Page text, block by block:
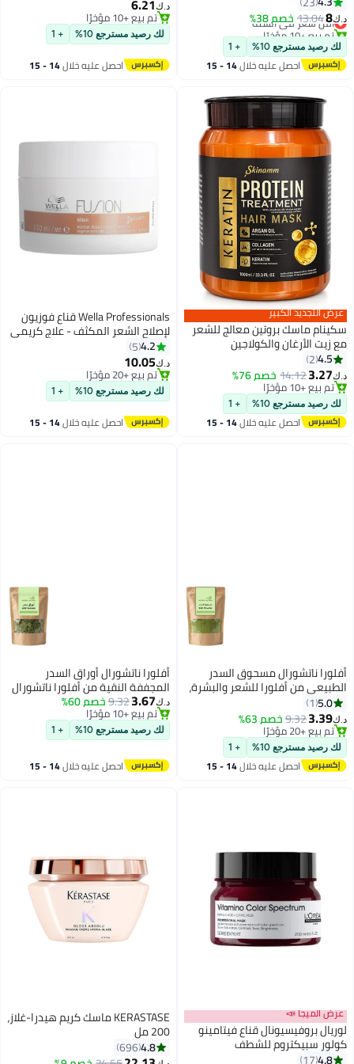
مل - جميع أنواع الشعر
8
13.04خصم 38%
أقل سعر في السنة
تم بيع +10 مؤخرًا
أقل سعر في السنة
رصيد مسترجع 10% + 1
احصل عليه خلال 14 - 15
للتجعد ومرطب للشعر المصبوغ
تم بيع +10 مؤخرًا
تم بيع +10 مؤخرًا
لك رصيد مسترجع 10% + 1
احصل عليه خلال 14 - 15
التجديد الكبير
سكينام ماسك بروتين معالج للشعر
زيت الأرغان والكولاجين
1000 مل4.5
2
3.27
14.12خصم 76%
تم بيع +10 مؤخرًا
تم بيع +10 مؤخرًا
رصيد مسترجع 10% + 1
احصل عليه خلال 14 - 15
اغسطس
Wella Professionals قناع فوزيون
لإصلاح الشعر المكثف - علاج كريمي
للمساعدة في إصلاح وحماية الشعر
من التكسر مع أحماض أمينية من
الحرير (150 مل)
4.2
5
10.05
تم بيع +20 مؤخرًا
تم بيع +20 مؤخرًا
لك رصيد مسترجع 10% + 1
احصل عليه خلال 14 - 15
اغسطس
ناتشورال مسحوق السدر
من أفلورا للشعر والبشرة،
أوراق نبات السدر النقي
100%، منظف طبيعي ناعم، 200
5.0
1
3.39
9.32خصم 63%
تم بيع +20 مؤخرًا
تم بيع +20 مؤخرًا
رصيد مسترجع 10% + 1
احصل عليه خلال 14 - 15
أفلورا ناتشورال أوراق السدر
المجففة النقية من أفلورا ناتشورال
(Ziziphus Christi-Anndi) - 100%
أوراق شجرة السدر البرية الخام | قناع
شعر نباتي تقليدي، 100 غرام
3.67
9.32خصم 60%
تم بيع +10 مؤخرًا
تم بيع +10 مؤخرًا
لك رصيد مسترجع 10% + 1
احصل عليه خلال 14 - 15
الميجا 📣
بروفيسيونال قناع فيتامينو
سبيكتروم للشطف
KERASTASE ماسك كريم هيدرا-غلاز،
200 مل
4.8
696